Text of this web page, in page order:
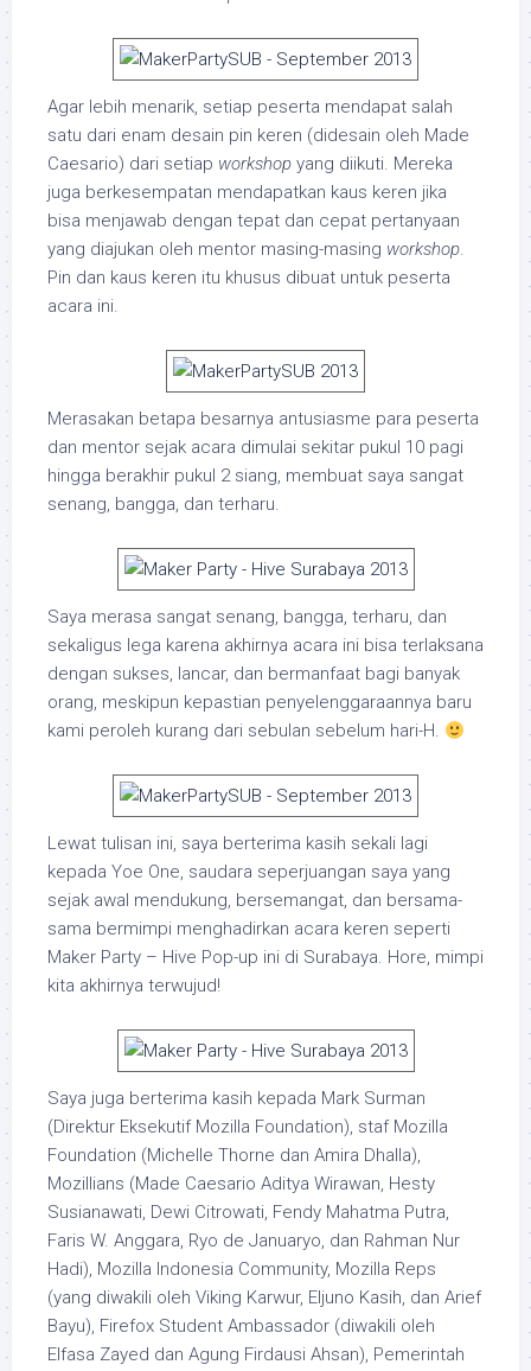
Agar lebih menarik, setiap peserta mendapat salah
satu dari enam desain pin keren (didesain oleh Made
Caesario) dari setiap workshop yang diikuti. Mereka
juga berkesempatan mendapatkan kaus keren jika
bisa menjawab dengan tepat dan cepat pertanyaan
yang diajukan oleh mentor masing-masing workshop.
Pin dan kaus keren itu khusus dibuat untuk peserta
acara ini.
Merasakan betapa besarnya antusiasme para peserta
dan mentor sejak acara dimulai sekitar pukul 10 pagi
hingga berakhir pukul 2 siang, membuat saya sangat
senang, bangga, dan terharu.
Saya merasa sangat senang, bangga, terharu, dan
sekaligus lega karena akhirnya acara ini bisa terlaksana
dengan sukses, lancar, dan bermanfaat bagi banyak
orang, meskipun kepastian penyelenggaraannya baru
kami peroleh kurang dari sebulan sebelum hari-H.
Lewat tulisan ini, saya berterima kasih sekali lagi
kepada Yoe One, saudara seperjuangan saya yang
sejak awal mendukung, bersemangat, dan bersama-
sama bermimpi menghadirkan acara keren seperti
Maker Party – Hive Pop-up ini di Surabaya. Hore, mimpi
kita akhirnya terwujud!
Saya juga berterima kasih kepada Mark Surman
(Direktur Eksekutif Mozilla Foundation), staf Mozilla
Foundation (Michelle Thorne dan Amira Dhalla),
Mozillians (Made Caesario Aditya Wirawan, Hesty
Susianawati, Dewi Citrowati, Fendy Mahatma Putra,
Faris W. Anggara, Ryo de Januaryo, dan Rahman Nur
Hadi), Mozilla Indonesia Community, Mozilla Reps
(yang diwakili oleh Viking Karwur, Eljuno Kasih, dan Arief
Bayu), Firefox Student Ambassador (diwakili oleh
Elfasa Zayed dan Agung Firdausi Ahsan), Pemerintah